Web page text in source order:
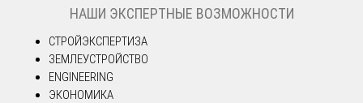
НАШИ ЭКСПЕРТНЫЕ ВОЗМОЖНОСТИ
СТРОЙЭКСПЕРТИЗА
ЗЕМЛЕУСТРОЙСТВО
ENGINEERING
ЭКОНОМИКА